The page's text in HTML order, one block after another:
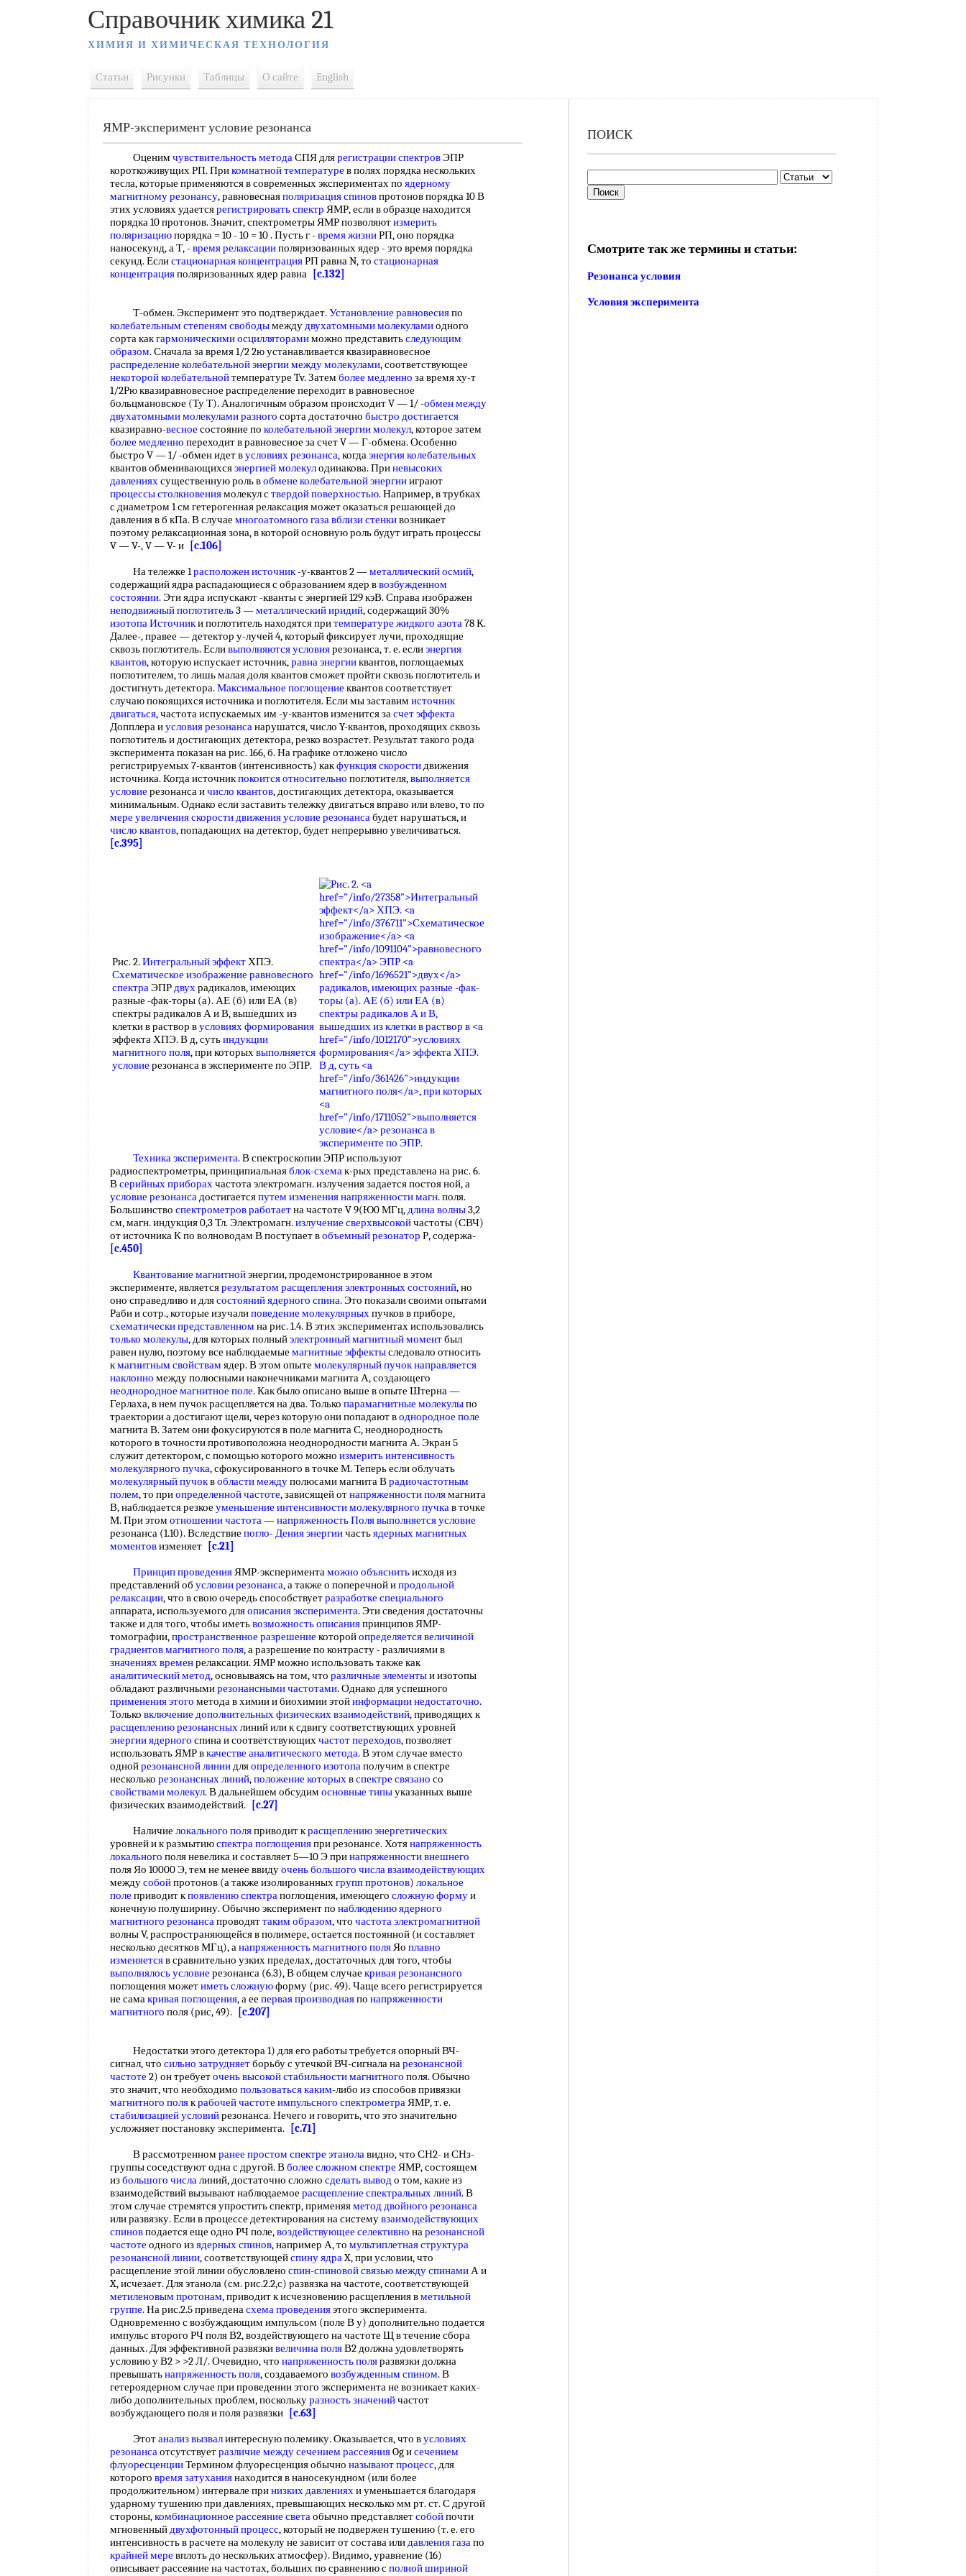
Справочник химика 21
ХИМИЯ И ХИМИЧЕСКАЯ ТЕХНОЛОГИЯ
Статьи Рисунки Таблицы О сайте English
ЯМР-эксперимент условие резонанса
Оценим чувствительность методаСПЯ длярегистрации спектровЭПР
короткоживущих РП. Прикомнатной температуре в полях порядка нескольких
тесла, которые применяются в современных экспериментах по ядерному
магнитному резонансу, равновеснаяполяризация спиновпротонов порядка 10 В
этих условиях удаетсярегистрировать спектр ЯМР, если в образце находится
порядка 10 протонов. Значит, спектрометры ЯМР позволяютизмерить
поляризациюпорядка = 10 - 10 = 10 . Пусть г -время жизниРП, оно порядка
наносекунд, а Т, -время релаксацииполяризованных ядер - это время порядка
секунд. Еслистационарная концентрацияРП равна N, то стационарная
концентрацияполяризованных ядер равна [c.132]
Т-обмен. Эксперимент это подтверждает.Установление равновесияпо
колебательным степеням свободымеждудвухатомными молекуламиодного
сорта какгармоническими осцилляторамиможно представитьследующим
образом. Сначала за время 1/2 2ю устанавливается квазиравновесное
распределение колебательной энергиимежду молекулами, соответствующее
некоторой колебательнойтемпературе Tv. Затем более медленно за время ху-т
1/2Рю квазиравновесное распределение переходит в равновесное
больцмановское (Ту Т). Аналогичным образом происходит V — 1/ -обмен между
двухатомными молекулами разного сорта достаточно быстро достигается
квазиравно-весное состояние по колебательной энергии молекул, которое затем
более медленно переходит в равновесное за счет V — Г-обмена. Особенно
быстро V — 1/ -обмен идет вусловиях резонанса, когдаэнергия колебательных
квантов обменивающихсяэнергией молекулодинакова. Приневысоких
давленияхсущественную роль вобмене колебательной энергиииграют
процессы столкновениямолекул ствердой поверхностью. Например, в трубках
с диаметром 1 см гетерогенная релаксация может оказаться решающей до
давления в б кПа. В случае многоатомного газавблизи стенкивозникает
поэтому релаксационная зона, в которой основную роль будут играть процессы
V — V-, V — V- и
[c.106]
На тележке 1расположен источник-у-квантов 2 —металлический осмий,
содержащий ядра распадающиеся с образованием ядер ввозбужденном
состоянии. Эти ядра испускают -кванты с энергией 129 кэВ. Справа изображен
неподвижный поглотитель3 —металлический иридий, содержащий 30%
изотопа Источники поглотитель находятся притемпературе жидкого азота78 К.
Далее-, правее — детектор у-лучей 4, который фиксирует лучи, проходящие
сквозь поглотитель. Есливыполняются условиярезонанса, т. е. еслиэнергия
квантов, которую испускает источник,равна энергииквантов, поглощаемых
поглотителем, то лишь малая доля квантов сможет пройти сквозь поглотитель и
достигнуть детектора.Максимальное поглощение квантов соответствует
случаю покоящихся источника и поглотителя. Если мы заставим источник
двигаться, частота испускаемых им -у-квантов изменится засчет эффекта
Допплера иусловия резонансанарушатся, число Y-квантов, проходящих сквозь
поглотитель и достигающих детектора, резко возрастет. Результат такого рода
эксперимента показан на рис. 166, б. На графике отложено число
регистрируемых 7-квантов (интенсивность) какфункция скоростидвижения
источника. Когда источникпокоится относительно поглотителя,выполняется
условие резонанса ичисло квантов, достигающих детектора, оказывается
минимальным. Однако если заставить тележку двигаться вправо или влево, то по
мере увеличенияскорости движенияусловие резонансабудет нарушаться, и
число квантов, попадающих на детектор, будет непрерывно увеличиваться.
[c.395]
Рис. 2.Интегральный эффектХПЭ.
Схематическое изображение равновесного
спектраЭПРдвухрадикалов, имеющих
разные -фак-торы (а). АЕ (б) или ЕА (в)
спектры радикалов А и В, вышедших из
клетки в раствор вусловиях формирования
эффекта ХПЭ. В д, сутьиндукции
магнитного поля, при которыхвыполняется
условие резонанса в эксперименте по ЭПР.
Техника эксперимента. В спектроскопии ЭПР используют
радиоспектрометры, принципиальнаяблок-схемак-рых представлена на рис. 6.
Всерийных приборахчастота электромагн. излучения задается постоя ной, а
условие резонансадостигаетсяпутем изменениянапряженности магн. поля.
Большинство спектрометров работаетна частоте V 9(Ю0 МГц,длина волны3,2
см, магн. индукция 0,3 Тл. Электромагн.излучение сверхвысокойчастоты (СВЧ)
от источника К по волноводам В поступает вобъемный резонатор Р, содержа-
[c.450]
Квантование магнитнойэнергии, продемонстрированное в этом
эксперименте, являетсярезультатом расщепленияэлектронных состояний, но
оно справедливо и длясостояний ядерного спина. Это показали своими опытами
Раби и сотр., которые изучалиповедение молекулярныхпучков в приборе,
схематически представленном на рис. 1.4. В этих экспериментах использовались
только молекулы, для которых полныйэлектронный магнитный моментбыл
равен нулю, поэтому все наблюдаемые магнитные эффектыследовало относить
кмагнитным свойствам ядер. В этом опыте молекулярный пучокнаправляется
наклонно между полюсными наконечниками магнита А, создающего
неоднородное магнитное поле. Как было описано выше в опыте Штерна —
Герлаха, в нем пучок расщепляется на два. Только парамагнитные молекулыпо
траектории а достигают щели, через которую они попадают воднородное поле
магнита В. Затем они фокусируются в поле магнита С, неоднородность
которого в точности противоположна неоднородности магнита А. Экран 5
служит детектором, с помощью которого можно измерить интенсивность
молекулярного пучка, сфокусированного в точке М. Теперь если облучать
молекулярный пучоквобласти междуполюсами магнита Врадиочастотным
полем, то приопределенной частоте, зависящей отнапряженности полямагнита
В, наблюдается резкое уменьшение интенсивностимолекулярного пучкав точке
М. При этом отношении частота—напряженность Полявыполняется условие
резонанса (1.10). Вследствие погло-Дения энергиичастьядерных магнитных
моментовизменяет
[c.21]
Принцип проведенияЯМР-экспериментаможно объяснитьисходя из
представлений об условии резонанса, а также о поперечной ипродольной
релаксации, что в свою очередь способствуетразработке специального
аппарата, используемого дляописания эксперимента. Эти сведения достаточны
также и для того, чтобы иметьвозможность описанияпринципов ЯМР-
томографии,пространственное разрешение которойопределяется величиной
градиентов магнитного поля, а разрешение по контрасту - различиями в
значениях временрелаксации. ЯМР можно использовать также как
аналитический метод, основываясь на том, что различные элементыи изотопы
обладают различнымирезонансными частотами. Однако для успешного
применения этого метода в химии и биохимии этойинформации недостаточно.
Только включение дополнительныхфизических взаимодействий, приводящих к
расщеплению резонансныхлиний или к сдвигу соответствующих уровней
энергии ядерного спина и соответствующихчастот переходов, позволяет
использовать ЯМР вкачестве аналитического метода. В этом случае вместо
однойрезонансной линиидляопределенного изотопаполучим в спектре
несколько резонансных линий,положение которыхвспектре связано со
свойствами молекул. В дальнейшем обсудим основные типыуказанных выше
физических взаимодействий.
[c.27]
Наличие локального поляприводит красщеплению энергетических
уровней и к размытиюспектра поглощенияпри резонансе. Хотянапряженность
локального поля невелика и составляет 5—10 Э принапряженности внешнего
поля Яо 10000 Э, тем не менее ввидуочень большого числа взаимодействующих
междусобойпротонов (а также изолированныхгрупп протонов) локальное
поле приводит кпоявлению спектрапоглощения, имеющего сложную формуи
конечную полуширину. Обычно эксперимент по наблюдению ядерного
магнитного резонансапроводяттаким образом, что частота электромагнитной
волны V, распространяющейся в полимере, остается постоянной (и составляет
несколько десятков МГц), анапряженность магнитного поляЯо плавно
изменяетсяв сравнительно узких пределах, достаточных для того, чтобы
выполнялось условие резонанса (6.3), В общем случае кривая резонансного
поглощения можетиметь сложнуюформу (рис. 49). Чаще всего регистрируется
не самакривая поглощения, а ее первая производнаяпо напряженности
магнитного поля (рис, 49). [c.207]
Недостатки этого детектора 1) для его работы требуется опорный ВЧ-
сигнал, что сильно затрудняетборьбу с утечкой ВЧ-сигнала нарезонансной
частоте 2) он требуеточень высокойстабильности магнитного поля. Обычно
это значит, что необходимо пользоваться каким-либо из способов привязки
магнитного полякрабочей частоте импульсного спектрометраЯМР, т. е.
стабилизацией условийрезонанса. Нечего и говорить, что это значительно
усложняет постановку эксперимента.
[c.71]
В рассмотренном ранее простом спектре этанолавидно, что СН2- и СНз-
группы соседствуют одна с другой. Вболее сложном спектре ЯМР, состоящем
избольшого числалиний, достаточно сложно сделать выводо том, какие из
взаимодействий вызывают наблюдаемое расщепление спектральных линий. В
этом случае стремятся упростить спектр, применяяметод двойного резонанса
или развязку. Если в процессе детектирования на системувзаимодействующих
спиновподается еще одно РЧ поле,воздействующее селективно нарезонансной
частоте одного изядерных спинов, например А, то мультиплетная структура
резонансной линии, соответствующейспину ядраX, при условии, что
расщепление этой линии обусловлено спин-спиновой связьюмежду спинамиА и
X, исчезает. Для этанола (см. рис.2.2,с) развязка на частоте, соответствующей
метиленовым протонам, приводит к исчезновению расщепления вметильной
группе. На рис.2.5 приведенасхема проведенияэтого эксперимента.
Одновременно с возбуждающим импульсом (поле В у) дополнительно подается
импульс второго РЧ поля В2, воздействующего на частоте Щ в течение сбора
данных. Для эффективной развязкивеличина поляВ2 должна удовлетворять
условию у В2 > >2 Л/. Очевидно, что напряженность поляразвязки должна
превышатьнапряженность поля, создаваемого возбужденным спином. В
гетероядерном случае при проведении этого эксперимента не возникает каких-
либо дополнительных проблем, посколькуразность значенийчастот
возбуждающего поля и поля развязки
[c.63]
Этотанализ вызвалинтересную полемику. Оказывается, что вусловиях
резонансаотсутствуетразличие междусечением рассеянияOg исечением
флуоресценцииТермином флуоресценция обычно называют процесс, для
которого время затуханиянаходится в наносекундном (или более
продолжительном) интервале принизких давленияхи уменьшается благодаря
ударному тушению при давлениях, превышающих несколько мм рт. ст. С другой
стороны,комбинационное рассеяние светаобычно представляетсобойпочти
мгновенныйдвухфотонный процесс, который не подвержен тушению (т. е. его
интенсивность в расчете на молекулу не зависит от состава илидавления газапо
крайней мере вплоть до нескольких атмосфер). Видимо, уравнение (16)
описывает рассеяние на частотах, больших по сравнению сполной шириной
ПОИСК
Смотрите так же термины и статьи:
Резонанса условия
Условия эксперимента